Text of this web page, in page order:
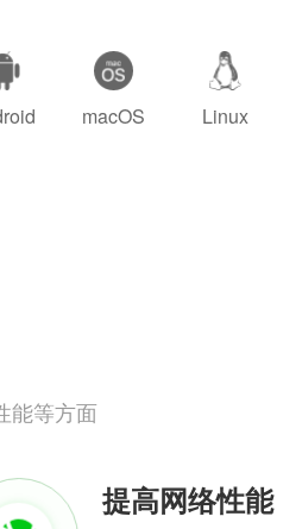
macOS Linux
能等方面
提高网络性能